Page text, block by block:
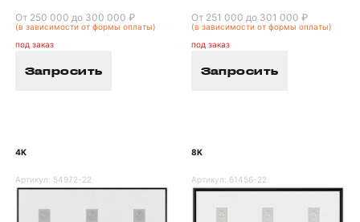
От 250 000 до 300 000 ₽
(в зависимости от формы оплаты)
под заказ
Запросить
От 251 000 до 301 000 ₽
(в зависимости от формы оплаты)
под заказ
Запросить
4K
Артикул: 54972-22
8K
Артикул: 61456-22